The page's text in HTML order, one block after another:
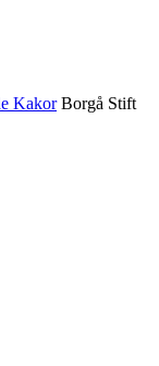
Kakor Borgå Stift